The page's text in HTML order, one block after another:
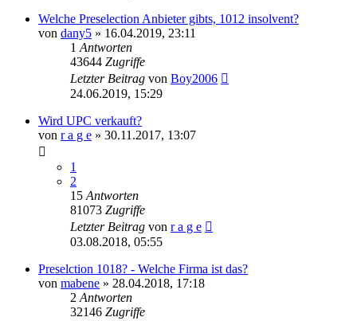
Welche Preselection Anbieter gibts, 1012 insolvent?
von dany5 » 16.04.2019, 23:11
1 Antworten
43644 Zugriffe
Letzter Beitrag von Boy2006
24.06.2019, 15:29
Wird UPC verkauft?
von r a g e » 30.11.2017, 13:07
1
2
15 Antworten
81073 Zugriffe
Letzter Beitrag von r a g e
03.08.2018, 05:55
Preselction 1018? - Welche Firma ist das?
von mabene » 28.04.2018, 17:18
2 Antworten
32146 Zugriffe